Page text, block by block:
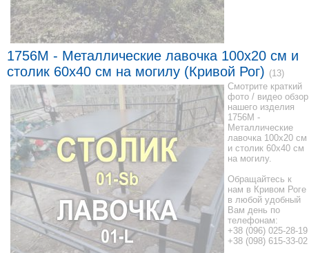
1756M - Металлические лавочка 100x20 см и
столик 60x40 см на могилу (Кривой Рог) (13)
Смотрите краткий
фото / видео обзор
нашего изделия
1756M -
Металлические
лавочка 100x20 см
и столик 60x40 см
на могилу.
Обращайтесь к
нам в Кривом Роге
в любой удобный
Вам день по
телефонам:
+38 (096) 025-28-19
+38 (098) 615-33-02